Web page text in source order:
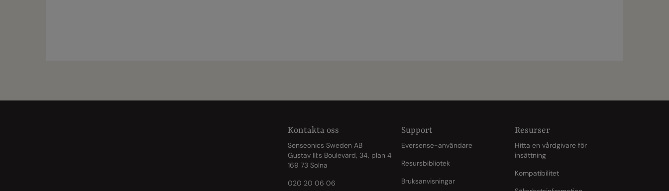
Kontakta oss
Senseonics Sweden AB
Gustav III:s Boulevard, 34, plan 4
169 73 Solna
020 20 06 06
Support
Eversense-användare
Resursbibliotek
Bruksanvisningar
Resurser
Hitta en vårdgivare för
insättning
Kompatibilitet